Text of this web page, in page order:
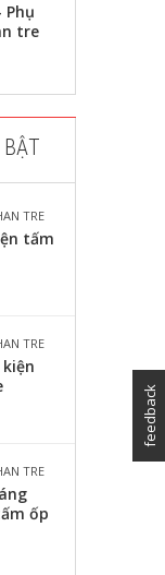
Phụ
tre
TRE
tấm
TRE
kiện
TRE
ốp
feedback